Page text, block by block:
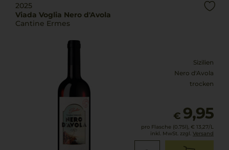
2025
Viada Voglia Nero d'Avola
Cantine Ermes
Sizilien
Nero d'Avola
trocken
€ 9,95
pro Flasche (0.75l), € 13,27/L
inkl. MwSt. zzgl. Versand